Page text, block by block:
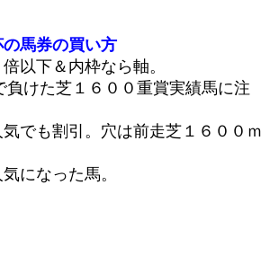
馬券の買い方
以下＆内枠なら軸。
負けた芝１６００重賞実績馬に注
でも割引。穴は前走芝１６００ｍ
になった馬。